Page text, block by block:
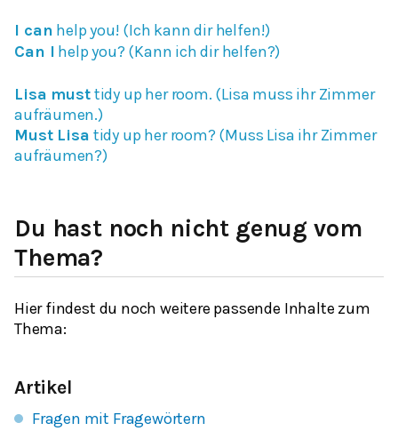
I can help you! (Ich kann dir helfen!)
Can I help you? (Kann ich dir helfen?)
Lisa musttidy up her room. (Lisa muss ihr Zimmer
aufräumen.)
Must Lisa tidy up her room? (Muss Lisa ihr Zimmer
aufräumen?)
Du hast noch nicht genug vom
Thema?
Hier findest du noch weitere passende Inhalte zum
Thema:
Artikel
Fragen mit Fragewörtern